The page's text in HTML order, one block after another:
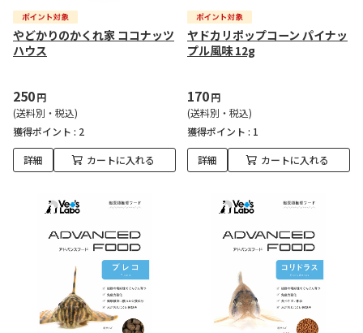
やどかりのかくれ家 ココナッツ
ハウス
250円
(送料別・税込)
獲得ポイント : 2
詳細 カートに入れる
ヤドカリポップコーン パイナッ
プル風味 12g
170円
(送料別・税込)
獲得ポイント : 1
詳細 カートに入れる